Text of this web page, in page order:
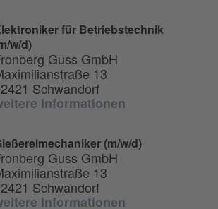
für Betriebstechnik
w/d)
Guss GmbH
13
Schwandorf
Informationen
(m/w/d)
Guss GmbH
13
Schwandorf
Informationen